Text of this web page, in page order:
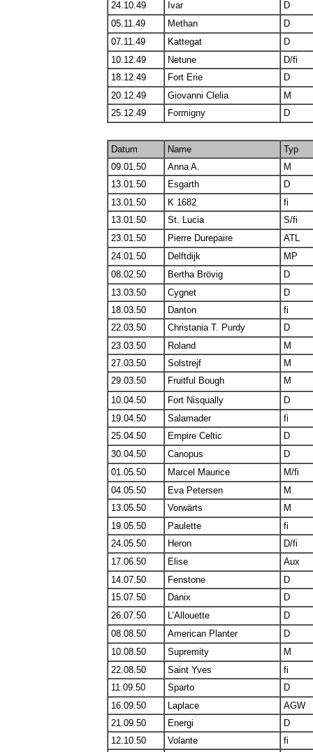
24.10.49 Ivar
D
05.11.49
Methan
D
07.11.49
Kattegat
D
10.12.49
Netune
D/fi
18.12.49
Fort Erie
D
20.12.49
Giovanni Clelia
M
25.12.49
Formigny D
Datum Name
Typ
09.01.50
Anna A.
M
13.01.50
Esgarth
D
13.01.50
K 1682
fi
13.01.50
St. Lucia
S/fi
23.01.50
Pierre Durepaire
ATL
24.01.50
Delftdijk
MP
08.02.50
Bertha Brövig
D
13.03.50
Cygnet
D
18.03.50
Danton
fi
22.03.50
Christania T. Purdy
D
23.03.50
Roland
M
27.03.50
Solstrejf
M
29.03.50
Fruitful Bough
M
10.04.50
Fort Nisqually
D
19.04.50
Salamader
fi
25.04.50
Empire Celtic
D
30.04.50
Canopus
D
01.05.50
Marcel Maurice
M/fi
04.05.50
Eva Petersen
M
13.05.50
Vorwärts
M
19.05.50
Paulette
fi
24.05.50
Heron
D/fi
17.06.50
Elise
Aux
14.07.50
Fenstone
D
15.07.50
Danix
D
26.07.50
L’Allouette
D
08.08.50
American Planter
D
10.08.50
Supremity
M
22.08.50
Saint Yves
fi
11.09.50
Sparto
D
16.09.50
Laplace
AGW
21.09.50
Energi
D
12.10.50
Volante
fi